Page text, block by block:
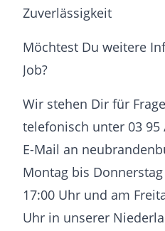
Zuverlässigkeit
Möchtest Du weitere
Job?
Wir stehen Dir für
telefonisch unter 03 95
E-Mail an
Montag bis
17:00 Uhr und am
Uhr in unserer